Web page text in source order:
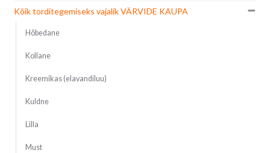
Kõik torditegemiseks vajalik VÄRVIDE KAUPA
Hõbedane
Kollane
Kreemikas (elavandiluu)
Kuldne
Lilla
Must